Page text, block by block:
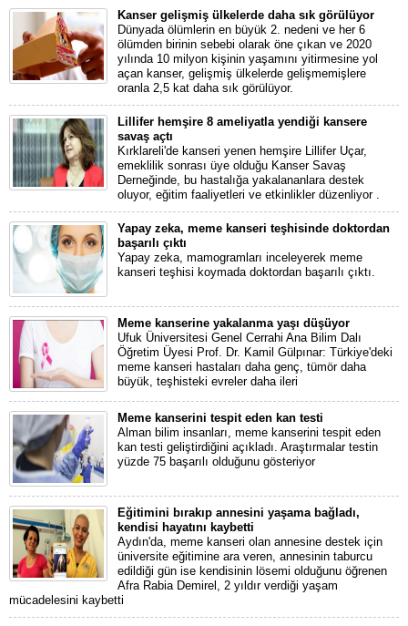
Kanser gelişmiş ülkelerde daha sık görülüyor
Dünyada ölümlerin en büyük 2. nedeni ve her 6
ölümden birinin sebebi olarak öne çıkan ve 2020
yılında 10 milyon kişinin yaşamını yitirmesine yol
açan kanser, gelişmiş ülkelerde gelişmemişlere
oranla 2,5 kat daha sık görülüyor.
Lillifer hemşire 8 ameliyatla yendiği kansere
savaş açtı
Kırklareli'de kanseri yenen hemşire Lillifer Uçar,
emeklilik sonrası üye olduğu Kanser Savaş
Derneğinde, bu hastalığa yakalananlara destek
oluyor, eğitim faaliyetleri ve etkinlikler düzenliyor .
Yapay zeka, meme kanseri teşhisinde doktordan
başarılı çıktı
Yapay zeka, mamogramları inceleyerek meme
kanseri teşhisi koymada doktordan başarılı çıktı.
Meme kanserine yakalanma yaşı düşüyor
Ufuk Üniversitesi Genel Cerrahi Ana Bilim Dalı
Öğretim Üyesi Prof. Dr. Kamil Gülpınar: Türkiye'deki
meme kanseri hastaları daha genç, tümör daha
büyük, teşhisteki evreler daha ileri
Meme kanserini tespit eden kan testi
Alman bilim insanları, meme kanserini tespit eden
kan testi geliştirdiğini açıkladı. Araştırmalar testin
yüzde 75 başarılı olduğunu gösteriyor
Eğitimini bırakıp annesini yaşama bağladı,
kendisi hayatını kaybetti
Aydın'da, meme kanseri olan annesine destek için
üniversite eğitimine ara veren, annesinin taburcu
edildiği gün ise kendisinin lösemi olduğunu öğrenen
Afra Rabia Demirel, 2 yıldır verdiği yaşam
mücadelesini kaybetti